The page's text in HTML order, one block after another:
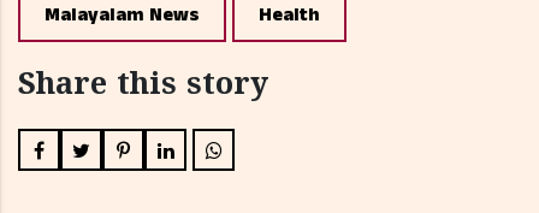
Malayalam News Health
Share this story